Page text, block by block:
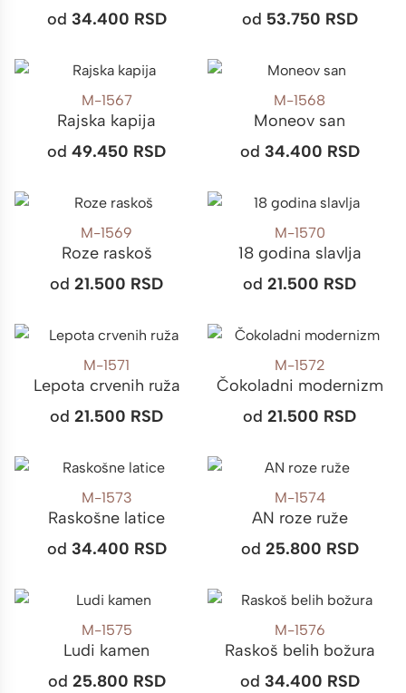
od 34.400 RSD
od 53.750 RSD
M-1567
Rajska kapija
od 49.450 RSD
M-1568
Moneov san
od 34.400 RSD
M-1569
Roze raskoš
od 21.500 RSD
M-1570
18 godina slavlja
od 21.500 RSD
M-1571
Lepota crvenih ruža
od 21.500 RSD
M-1572
Čokoladni modernizm
od 21.500 RSD
M-1573
Raskošne latice
od 34.400 RSD
M-1574
AN roze ruže
od 25.800 RSD
M-1575
Ludi kamen
od 25.800 RSD
M-1576
Raskoš belih božura
od 34.400 RSD